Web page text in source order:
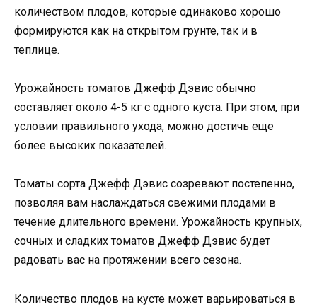
количеством плодов, которые одинаково хорошо
формируются как на открытом грунте, так и в
теплице.
Урожайность томатов Джефф Дэвис обычно
составляет около 4-5 кг с одного куста. При этом, при
условии правильного ухода, можно достичь еще
более высоких показателей.
Томаты сорта Джефф Дэвис созревают постепенно,
позволяя вам наслаждаться свежими плодами в
течение длительного времени. Урожайность крупных,
сочных и сладких томатов Джефф Дэвис будет
радовать вас на протяжении всего сезона.
Количество плодов на кусте может варьироваться в